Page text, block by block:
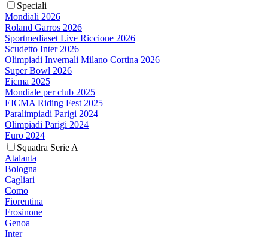
Speciali
Mondiali 2026
Roland Garros 2026
Sportmediaset Live Riccione 2026
Scudetto Inter 2026
Olimpiadi Invernali Milano Cortina 2026
Super Bowl 2026
Eicma 2025
Mondiale per club 2025
EICMA Riding Fest 2025
Paralimpiadi Parigi 2024
Olimpiadi Parigi 2024
Euro 2024
Squadra Serie A
Atalanta
Bologna
Cagliari
Como
Fiorentina
Frosinone
Genoa
Inter